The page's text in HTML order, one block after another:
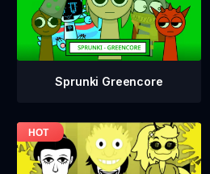
Sprunki Greencore